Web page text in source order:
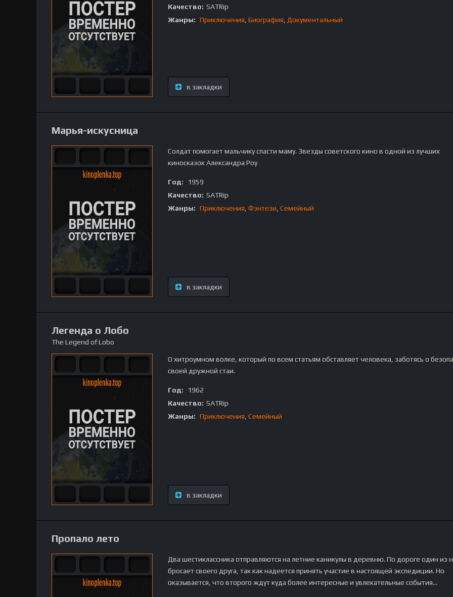
Качество: SATRip
Жанры: Приключения Биография Документальный
в закладки
Марья-искусница
Солдат помогает мальчику спасти маму. Звезды советского кино в одной из лучших
киносказок Александра Роу
Год:
1959
Качество: SATRip
Жанры: Приключения Фэнтези Семейный
в закладки
Легенда о Лобо
The Legend of Lobo
О хитроумном волке, который по всем статьям обставляет человека, заботясь о
своей дружной стаи.
Год:
1962
Качество: SATRip
Жанры: Приключения Семейный
в закладки
Пропало лето
Два шестиклассника отправляются на летние каникулы в деревню. По дороге один из
бросает своего друга, так как надеется принять участие в настоящей экспедиции. Но
оказывается, что второго ждут куда более интересные и увлекательные события…